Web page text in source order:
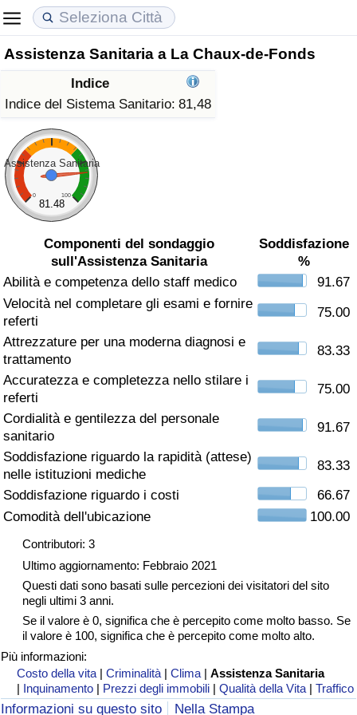
Assistenza Sanitaria a La Chaux-de-Fonds
Indice
Indice del Sistema Sanitario: 81,48
Assistenza Sanitaria
0 100
81.48
Componenti del sondaggio
sull'Assistenza Sanitaria
Soddisfazione
%
Abilità e competenza dello staff medico
91.67
Velocità nel completare gli esami e fornire
referti
75.00
Attrezzature per una moderna diagnosi e
trattamento
83.33
Accuratezza e completezza nello stilare i
referti
75.00
Cordialità e gentilezza del personale
sanitario
91.67
Soddisfazione riguardo la rapidità (attese)
nelle istituzioni mediche
83.33
Soddisfazione riguardo i costi
66.67
Comodità dell'ubicazione
100.00
Contributori: 3
Ultimo aggiornamento: Febbraio 2021
Questi dati sono basati sulle percezioni dei visitatori del sito
negli ultimi 3 anni.
Se il valore è 0, significa che è percepito come molto basso. Se
il valore è 100, significa che è percepito come molto alto.
Più informazioni:
Costo della vita |Criminalità |Clima |Assistenza Sanitaria
| Inquinamento | Prezzi degli immobili |Qualità della Vita |Traffico
Informazioni su questo sito Nella Stampa
Costo della vita
Indice Del Costo Della Vita (corrente)
Indice Del Costo Della Vita
Indice del Costo della Vita per Nazione
ad Aqaba
Prezzi degli immobili
Indice del Prezzo delle Case (Corrente)
Indice del Prezzo delle Case
Indice del Prezzo delle Case per Nazione
Qualità della Vita
Indice della Qualità della Vita
Indice della Qualità della Vita (Corrente)
Indice della qualità della vita per Paese
Criminalità
Indice del Tasso di Criminalità (Corrente)
Indice della Criminalità
Indice di criminalità per paese
Assistenza Sanitaria
Indice dell’Assistenza Sanitaria (Corrente)
Indice dell’Assistenza Sanitaria
Indice dell’Assistenza Sanitaria per
Inquinamento
Indice dell’Inquinamento (Corrente)
Indice di inquinamento
Indice dell’Inquinamento per Nazione